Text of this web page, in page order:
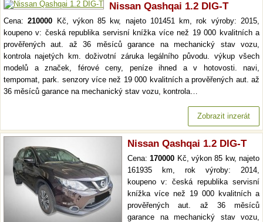
Nissan Qashqai 1.2 DIG-T
Cena:210000 Kč, výkon 85 kw, najeto 101451 km, rok výroby: 2015,
koupeno v: česká republika servisní knížka více než 19 000 kvalitních a
prověřených aut. až 36 měsíců garance na mechanický stav vozu,
kontrola najetých km. doživotní záruka legálního původu. výkup všech
modelů a značek, férové ceny, peníze ihned a v hotovosti. navi,
tempomat, park. senzory více než 19 000 kvalitních a prověřených aut. až
36 měsíců garance na mechanický stav vozu, kontrola…
Zobrazit inzerát
Nissan Qashqai 1.2 DIG-T
Cena:170000 Kč, výkon 85 kw, najeto
161935 km, rok výroby: 2014,
koupeno v: česká republika servisní
knížka více než 19 000 kvalitních a
prověřených aut. až 36 měsíců
garance na mechanický stav vozu,